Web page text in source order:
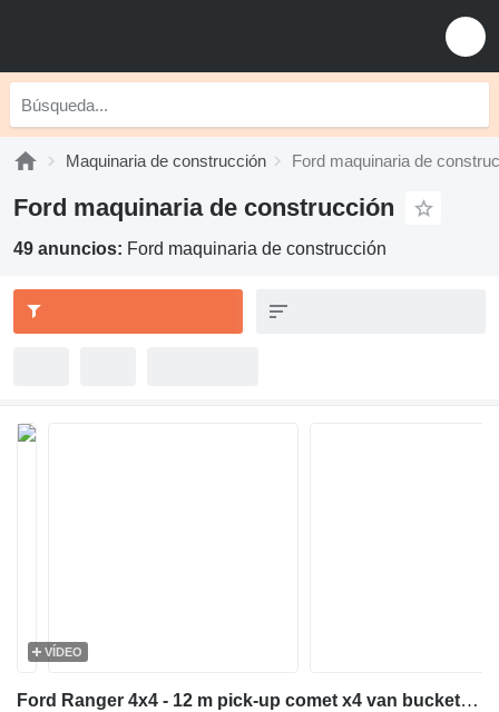
Maquinaria de construcción Ford maquinaria de
Ford maquinaria de construcción
49 anuncios: Ford maquinaria de construcción
VÍDEO
Ford Ranger 4x4 - 12 m pick-up comet x4 van bucket truck boom lift po